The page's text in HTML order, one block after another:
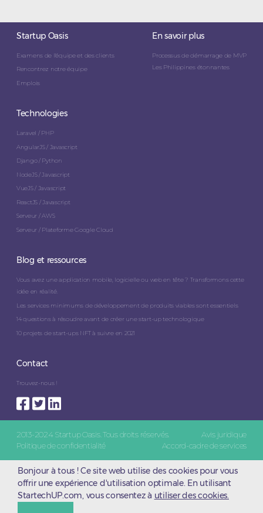
Startup Oasis
Examens de l'équipe et des clients
Rencontrez notre équipe
Emplois
En savoir plus
Processus de démarrage de MVP
Les Philippines étonnantes
Technologies
Laravel / PHP
AngularJS / Javascript
Django / Python
NodeJS / Javascript
VueJS / Javascript
ReactJS / Javascript
Serveur / AWS
Serveur / Plateforme Google Cloud
Blog et ressources
Vous avez une application mobile, logicielle ou web en tête ? Transformons cette
idée en réalité.
Les services minimums de développement de produits viables sont essentiels
14 questions à résoudre avant de créer une start-up technologique
10 projets de start-ups NFT à suivre en 2021
Contact
Trouvez-nous !
2013-2024 Startup Oasis. Tous droits réservés.
Avis juridique
Politique de confidentialité
Accord-cadre de services
Bonjour à tous ! Ce site web utilise des cookies pour vous
offrir une expérience d'utilisation optimale. En utilisant
StartechUP.com, vous consentez à utiliser des cookies.